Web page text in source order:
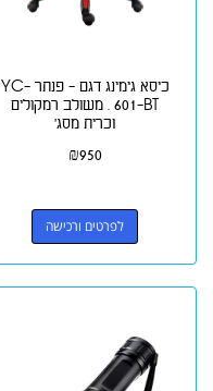
כיסא גימינג דגם - פנתר YC-
601-BT . משולב רמקולים
וכרית מסג'
₪950
לפרטים ורכישה